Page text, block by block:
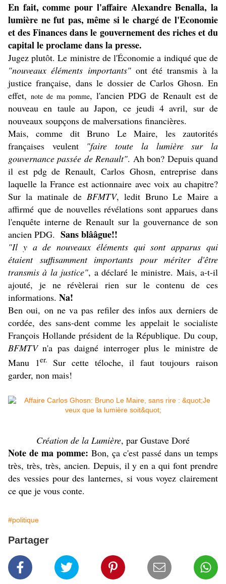
En fait, comme pour l'affaire Alexandre Benalla, la
lumière ne fut pas, même si le chargé de l'Economie
et des Finances dans le gouvernement des riches et du
capital le proclame dans la presse.
Jugez plutôt. Le ministre de l'Économie a indiqué que de
"nouveaux éléments importants" ont été transmis à la
justice française, dans le dossier de Carlos Ghosn. En
effet, note de ma pomme, l'ancien PDG de Renault est de
nouveau en taule au Japon, ce jeudi 4 avril, sur de
nouveaux soupçons de malversations financières.
Mais, comme dit Bruno Le Maire, les zautorités
françaises veulent "faire toute la lumière sur la
gouvernance passée de Renault". Ah bon? Depuis quand
il est pdg de Renault, Carlos Ghosn, entreprise dans
laquelle la France est actionnaire avec voix au chapitre?
Sur la matinale deBFMTV, ledit Bruno Le Maire a
affirmé que de nouvelles révélations sont apparues dans
l'enquête interne de Renault sur la gouvernance de son
ancien PDG. Sans blââgue!!
"Il y a de nouveaux éléments qui sont apparus qui
étaient suffisamment importants pour mériter d'être
transmis à la justice", a déclaré le ministre. Mais, a-t-il
ajouté, je ne révèlerai rien sur le contenu de ces
informations. Na!
Ben oui, on ne va pas refiler des infos aux derniers de
cordée, des sans-dent comme les appelait le socialiste
François Hollande président de la République. Du coup,
BFMTVn'a pas daigné interroger plus le ministre de
Manu 1er. Sur cette téloche, il faut toujours raison
garder, non mais!
Création de la Lumière, par Gustave Doré
Note de ma pomme: Bon, ça c'est passé dans un temps
très, très, très, ancien. Depuis, il y en a qui font prendre
des vessies pour des lanternes, si vous voyez clairement
ce que je vous conte.
#politique
Partager